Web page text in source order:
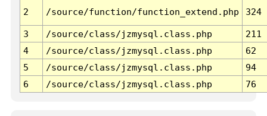
2 /source/function/function_extend.php 324
3 /source/class/jzmysql.class.php
211
4
/source/class/jzmysql.class.php
62
5
/source/class/jzmysql.class.php
94
6
/source/class/jzmysql.class.php 76